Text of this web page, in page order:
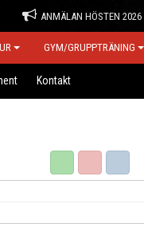
ANMÄLAN HÖSTEN 2026
GYM/GRUPPTRÄNING
Kontakt